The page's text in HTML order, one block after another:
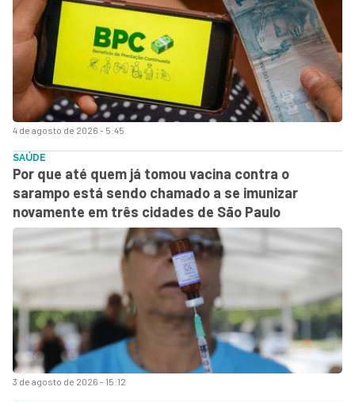
4 de agosto de 2026 - 5:45
3 de agosto de 2026 - 15:12
SAÚDE
Por que até quem já tomou vacina contra o
sarampo está sendo chamado a se imunizar
novamente em três cidades de São Paulo